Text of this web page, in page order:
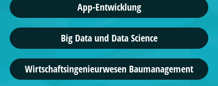
App-Entwicklung
Big Data und Data Science
Wirtschaftsingenieurwesen Baumanagement